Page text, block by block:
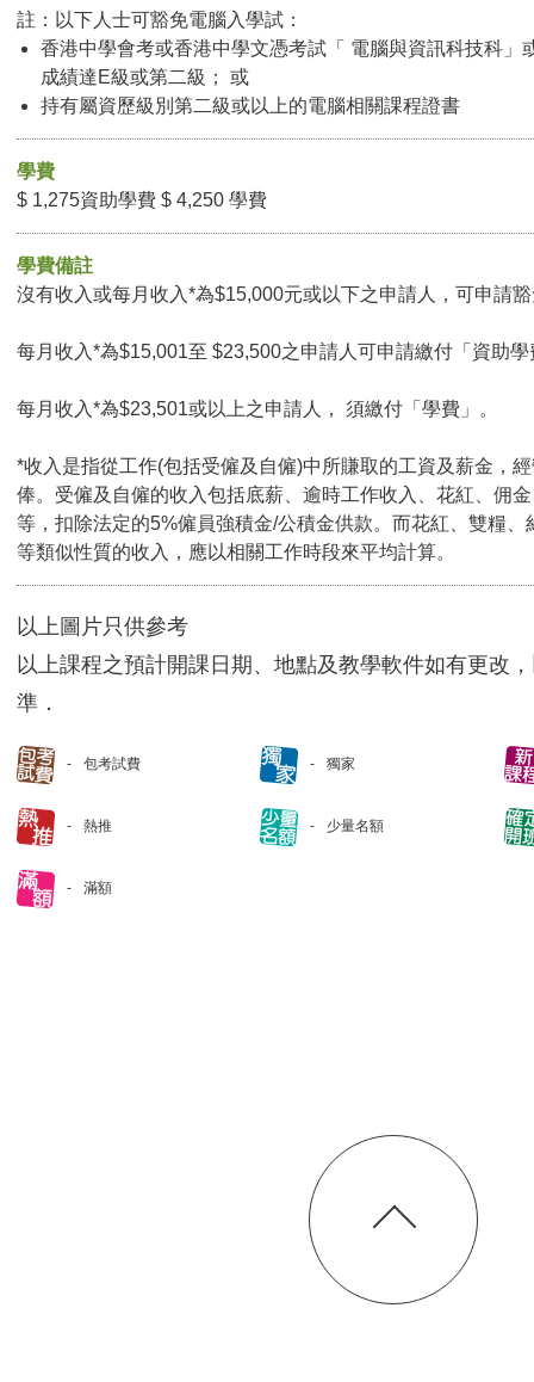
註：以下人士可豁免電腦入學試：
香港中學會考或香港中學文憑考試「 電腦與資訊科技科」
成績達E級或第二級； 或
持有屬資歷級別第二級或以上的電腦相關課程證書
學費
$ 1,275資助學費 $ 4,250 學費
學費備註
沒有收入或每月收入*為$15,000元或以下之申請人，可申請
每月收入*為$15,001至 $23,500之申請人可申請繳付「資助學
每月收入*為$23,501或以上之申請人， 須繳付「學費」。
*收入是指從工作(包括受僱及自僱)中所賺取的工資及薪金，
俸。受僱及自僱的收入包括底薪、逾時工作收入、花紅、佣
等，扣除法定的5%僱員強積金/公積金供款。而花紅、雙糧、
等類似性質的收入，應以相關工作時段來平均計算。
以上圖片只供參考
以上課程之預計開課日期、地點及教學軟件如有更改
準．
包考試費 獨家
熱推 少量名額
滿額